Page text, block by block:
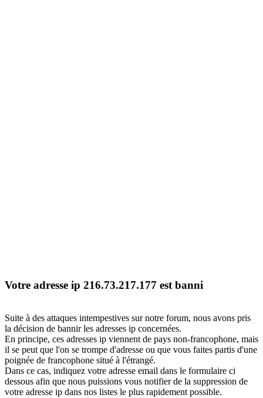
Votre adresse ip 216.73.217.177 est banni
Suite à des attaques intempestives sur notre forum, nous avons pris
la décision de bannir les adresses ip concernées.
En principe, ces adresses ip viennent de pays non-francophone, mais
il se peut que l'on se trompe d'adresse ou que vous faites partis d'une
poignée de francophone situé à l'étrangé.
Dans ce cas, indiquez votre adresse email dans le formulaire ci
dessous afin que nous puissions vous notifier de la suppression de
votre adresse ip dans nos listes le plus rapidement possible.